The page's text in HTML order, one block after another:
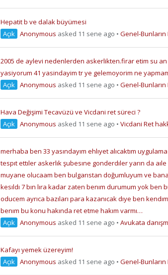
Hepatit b ve dalak büyümesi
Açık Anonymous asked 11 sene ago • Genel-Bunların
2005 de aylevi nedenlerden askerlikten.firar etim su
yasiyorum 41 yasindayim tr ye gelemoyorim ne
Açık Anonymous asked 11 sene ago • Genel-Bunların
Hava Değişimi Tecavüzü ve Vicdani ret süreci ?
Açık Anonymous asked 11 sene ago • Vicdani Ret
merhaba ben 33 yasındayım ehlıyet alıcaktım
tespıt ettıler askerlık şubesıne gonderdıler yarın da aıle
muyane olucaam ben bulgarıstan doğumluyum ve
kesıldı 7 bın lıra kadar zaten benım durumum yok ben
oducem ayrıca bazıları para kazanıcak dıye ben
benım bu konu hakında ret etme hakım varmı…
Açık Anonymous asked 11 sene ago • Avukata
Kafayı yemek üzereyim!
Açık Anonymous asked 11 sene ago • Genel-Bunların